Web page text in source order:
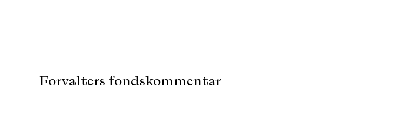
Forvalters fondskommentar